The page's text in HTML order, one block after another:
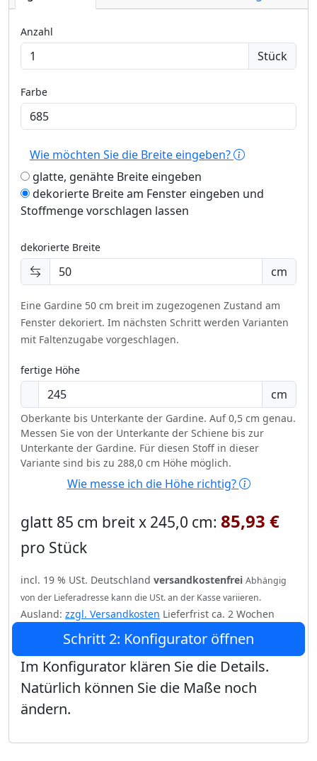
Anzahl
Stück
Farbe
Wie möchten Sie die Breite eingeben?
glatte, genähte Breite eingeben
dekorierte Breite am Fenster eingeben und
Stoffmenge vorschlagen lassen
dekorierte Breite
cm
Eine Gardine 50 cm breit im zugezogenen Zustand am
Fenster dekoriert. Im nächsten Schritt werden Varianten
mit Faltenzugabe vorgeschlagen.
fertige Höhe
cm
Oberkante bis Unterkante der Gardine. Auf 0,5 cm genau.
Messen Sie von der Unterkante der Schiene bis zur
Unterkante der Gardine. Für diesen Stoff in dieser
Variante sind bis zu 288,0 cm Höhe möglich.
Wie messe ich die Höhe richtig?
glatt 85 cm breit x 245,0 cm: 85,93 €
pro Stück
incl. 19 % USt. Deutschland versandkostenfrei Abhängig
von der Lieferadresse kann die USt. an der Kasse variieren.
Ausland: zzgl. Versandkosten Lieferfrist ca. 2 Wochen
Schritt 2: Konfigurator öffnen
Im Konfigurator klären Sie die Details.
Natürlich können Sie die Maße noch
ändern.